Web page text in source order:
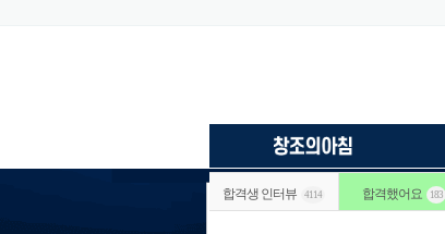
합격생 인터뷰 4114 합격했어요 183